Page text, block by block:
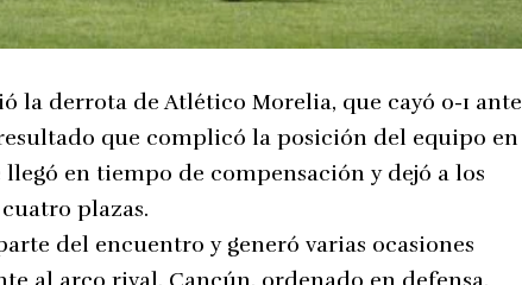
la derrota de Atlético Morelia, que cayó 0-1 ante
que complicó la posición del equipo en
en tiempo de compensación y dejó a los
plazas.
del encuentro y generó varias ocasiones